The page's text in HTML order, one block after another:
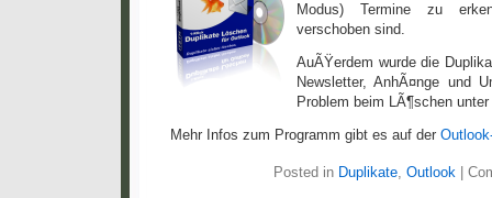
Modus) Termine zu
verschoben sind.
AuÃŸerdem wurde die
Newsletter, AnhÃ¤nge und
Problem beim LÃ¶schen
Mehr Infos zum Programm gibt es auf der
Posted in Duplikate, Outlook